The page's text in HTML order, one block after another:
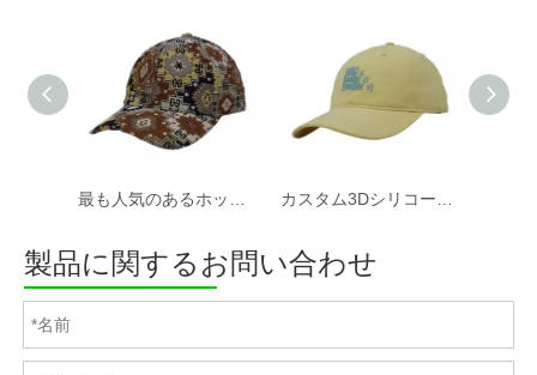
製品に関するお問い合わせ